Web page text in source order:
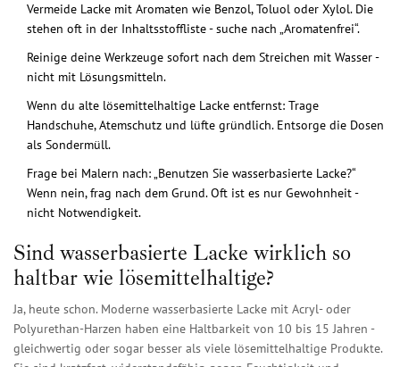
Vermeide Lacke mit Aromaten wie Benzol, Toluol oder Xylol. Die
stehen oft in der Inhaltsstoffliste - suche nach „Aromatenfrei“.
Reinige deine Werkzeuge sofort nach dem Streichen mit Wasser -
nicht mit Lösungsmitteln.
Wenn du alte lösemittelhaltige Lacke entfernst: Trage
Handschuhe, Atemschutz und lüfte gründlich. Entsorge die Dosen
als Sondermüll.
Frage bei Malern nach: „Benutzen Sie wasserbasierte Lacke?“
Wenn nein, frag nach dem Grund. Oft ist es nur Gewohnheit -
nicht Notwendigkeit.
Sind wasserbasierte Lacke wirklich so
haltbar wie lösemittelhaltige?
Ja, heute schon. Moderne wasserbasierte Lacke mit Acryl- oder
Polyurethan-Harzen haben eine Haltbarkeit von 10 bis 15 Jahren -
gleichwertig oder sogar besser als viele lösemittelhaltige Produkte.